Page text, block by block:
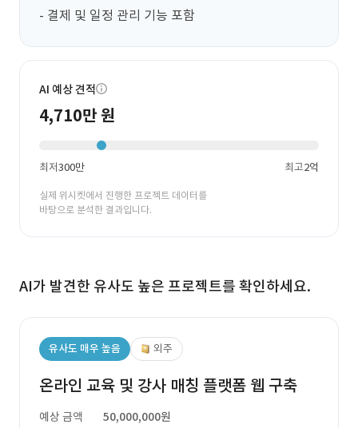
- 결제 및 일정 관리 기능 포함
AI 예상 견적
4,710만 원
최저300만 최고2억
실제 위시켓에서 진행한 프로젝트 데이터를
바탕으로 분석한 결과입니다.
AI가 발견한 유사도 높은 프로젝트를 확인하세요.
유사도 매우 높음 외주
온라인 교육 및 강사 매칭 플랫폼 웹 구축
예상 금액
50,000,000원